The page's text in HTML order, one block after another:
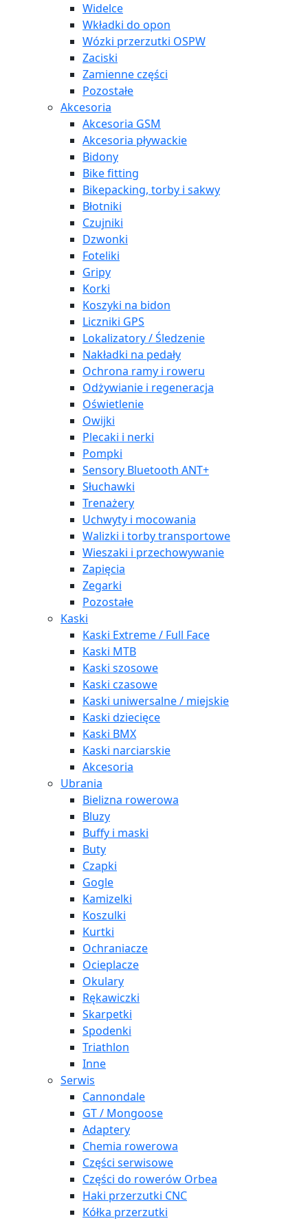
Widelce
Wkładki do opon
Wózki przerzutki OSPW
Zaciski
Zamienne części
Pozostałe
Akcesoria
Akcesoria GSM
Akcesoria pływackie
Bidony
Bike fitting
Bikepacking, torby i sakwy
Błotniki
Czujniki
Dzwonki
Foteliki
Gripy
Korki
Koszyki na bidon
Liczniki GPS
Lokalizatory / Śledzenie
Nakładki na pedały
Ochrona ramy i roweru
Odżywianie i regeneracja
Oświetlenie
Owijki
Plecaki i nerki
Pompki
Sensory Bluetooth ANT+
Słuchawki
Trenażery
Uchwyty i mocowania
Walizki i torby transportowe
Wieszaki i przechowywanie
Zapięcia
Zegarki
Pozostałe
Kaski
Kaski Extreme / Full Face
Kaski MTB
Kaski szosowe
Kaski czasowe
Kaski uniwersalne / miejskie
Kaski dziecięce
Kaski BMX
Kaski narciarskie
Akcesoria
Ubrania
Bielizna rowerowa
Bluzy
Buffy i maski
Buty
Czapki
Gogle
Kamizelki
Koszulki
Kurtki
Ochraniacze
Ocieplacze
Okulary
Rękawiczki
Skarpetki
Spodenki
Triathlon
Inne
Serwis
Cannondale
GT / Mongoose
Adaptery
Chemia rowerowa
Części serwisowe
Części do rowerów Orbea
Haki przerzutki CNC
Kółka przerzutki